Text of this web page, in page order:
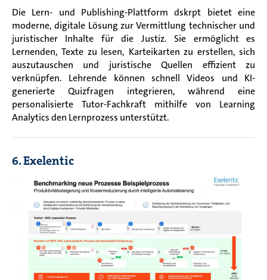
Die Lern- und Publishing-Plattform dskrpt bietet eine
moderne, digitale Lösung zur Vermittlung technischer und
juristischer Inhalte für die Justiz. Sie ermöglicht es
Lernenden, Texte zu lesen, Karteikarten zu erstellen, sich
auszutauschen und juristische Quellen effizient zu
verknüpfen. Lehrende können schnell Videos und KI-
generierte Quizfragen integrieren, während eine
personalisierte Tutor-Fachkraft mithilfe von Learning
Analytics den Lernprozess unterstützt.
6. Exelentic